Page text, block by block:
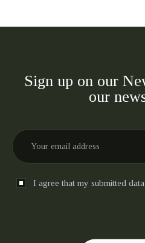
Sign up on our
our
I agree that my submitted